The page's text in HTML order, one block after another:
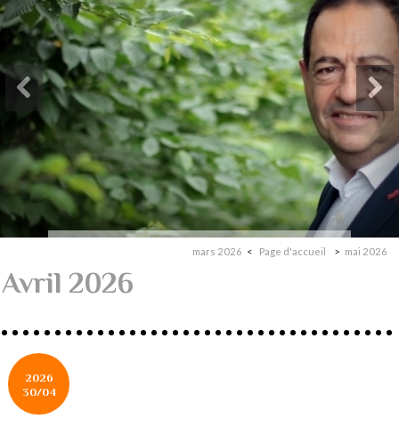
mars 2026 Page d'accueil mai 2026
Avril 2026
2026
30/04